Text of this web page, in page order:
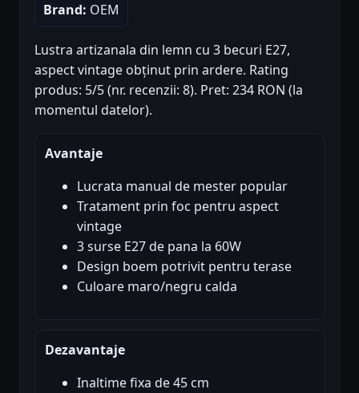
Brand: OEM
Lustra artizanala din lemn cu 3 becuri E27,
aspect vintage obținut prin ardere. Rating
produs: 5/5 (nr. recenzii: 8). Pret: 234 RON (la
momentul datelor).
Avantaje
Lucrata manual de mester popular
Tratament prin foc pentru aspect
vintage
3 surse E27 de pana la 60W
Design boem potrivit pentru terase
Culoare maro/negru calda
Dezavantaje
Inaltime fixa de 45 cm